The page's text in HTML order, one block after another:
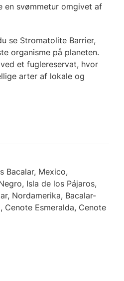
en svømmetur omgivet af
se Stromatolite Barrier,
organisme på planeten.
et fuglereservat, hvor
arter af lokale og
Bacalar, Mexico,
Isla de los Pájaros,
Nordamerika, Bacalar-
Cenote Esmeralda, Cenote